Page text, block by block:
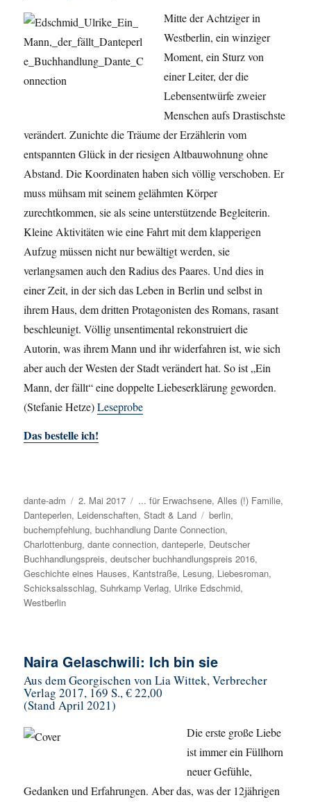
Mitte der Achtziger in
Westberlin, ein winziger
Moment, ein Sturz von
einer Leiter, der die
Lebensentwürfe zweier
Menschen aufs Drastischste
verändert. Zunichte die Träume der Erzählerin vom
entspannten Glück in der riesigen Altbauwohnung ohne
Abstand. Die Koordinaten haben sich völlig verschoben. Er
muss mühsam mit seinem gelähmten Körper
zurechtkommen, sie als seine unterstützende Begleiterin.
Kleine Aktivitäten wie eine Fahrt mit dem klapperigen
Aufzug müssen nicht nur bewältigt werden, sie
verlangsamen auch den Radius des Paares. Und dies in
einer Zeit, in der sich das Leben in Berlin und selbst in
ihrem Haus, dem dritten Protagonisten des Romans, rasant
beschleunigt. Völlig unsentimental rekonstruiert die
Autorin, was ihrem Mann und ihr widerfahren ist, wie sich
aber auch der Westen der Stadt verändert hat. So ist „Ein
Mann, der fällt“ eine doppelte Liebeserklärung geworden.
(Stefanie Hetze)Leseprobe
Das bestelle ich!
Autor
dante-adm
Veröffentlicht
am
2. Mai 2017 Kategorien
... für Erwachsene,Alles (!) Familie,
Danteperlen, Leidenschaften,Stadt & Land Schlagwörter
berlin,
buchempfehlung,buchhandlung Dante Connection,
Charlottenburg,dante connection,danteperle, Deutscher
Buchhandlungspreis,deutscher buchhandlungspreis 2016,
Geschichte eines Hauses, Kantstraße, Lesung, Liebesroman,
Schicksalsschlag,Suhrkamp Verlag, Ulrike Edschmid,
Westberlin
Naira Gelaschwili: Ich bin sie
Aus dem Georgischen von Lia Wittek, Verbrecher
Verlag 2017, 169 S., € 22,00
(Stand April 2021)
Die erste große Liebe
ist immer ein Füllhorn
neuer Gefühle,
Gedanken und Erfahrungen. Aber das, was der 12jährigen